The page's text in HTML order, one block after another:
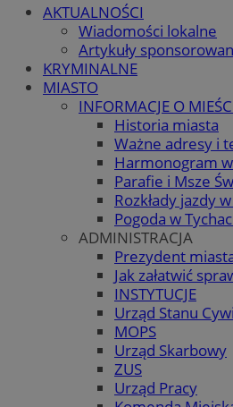
AKTUALNOŚCI
Wiadomości lokalne
Artykuły
KRYMINALNE
MIASTO
INFORMACJE O
Historia miasta
Ważne adresy i
Harmonogram
Parafie i Msze
Rozkłady jazdy
Pogoda w
ADMINISTRACJA
Prezydent
Jak załatwić
INSTYTUCJE
Urząd Stanu
MOPS
Urząd Skarbowy
ZUS
Urząd Pracy